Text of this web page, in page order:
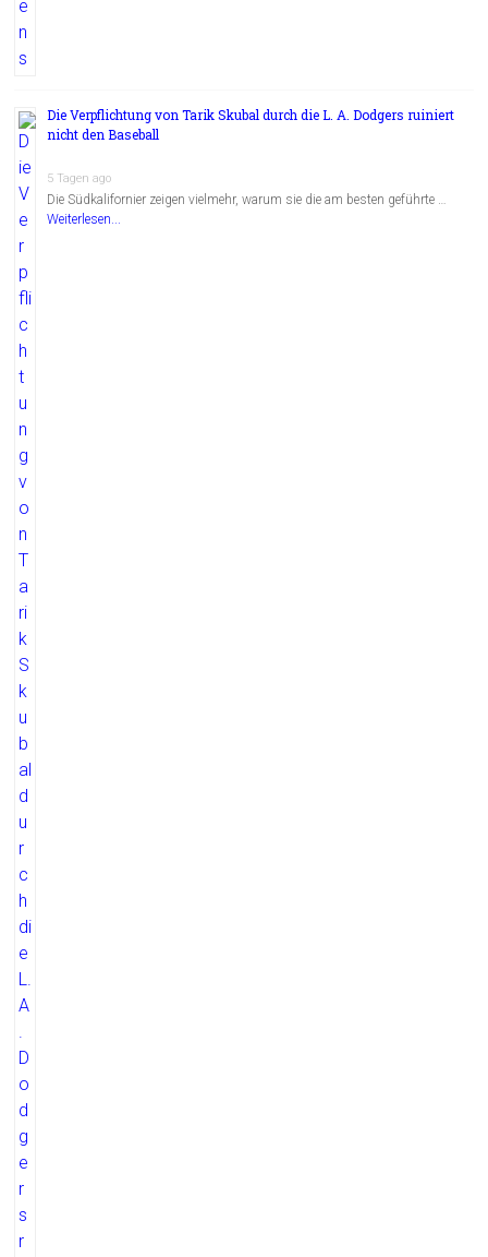
Die Verpflichtung von Tarik Skubal durch die L. A. Dodgers ruiniert
nicht den Baseball
5 Tagen ago
Die Südkalifornier zeigen vielmehr, warum sie die am besten geführte …
Weiterlesen...